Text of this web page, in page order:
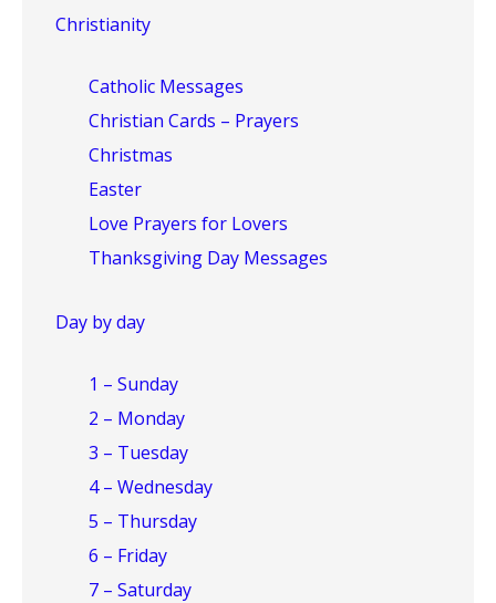
Christianity
Catholic Messages
Christian Cards – Prayers
Christmas
Easter
Love Prayers for Lovers
Thanksgiving Day Messages
Day by day
1 – Sunday
2 – Monday
3 – Tuesday
4 – Wednesday
5 – Thursday
6 – Friday
7 – Saturday